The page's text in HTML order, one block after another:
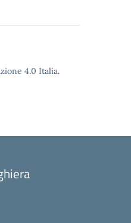
4.0 Italia.